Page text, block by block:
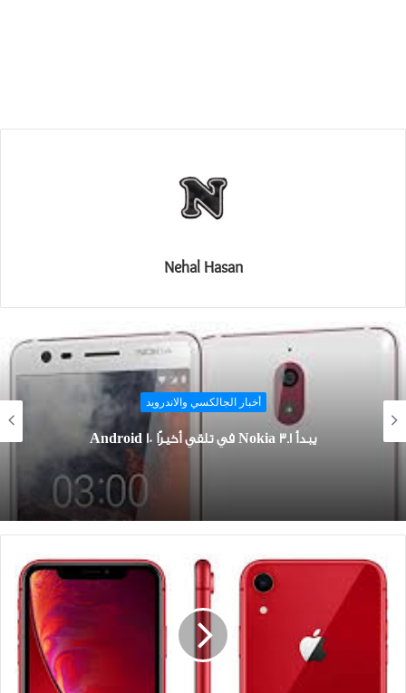
Nehal Hasan
أخبار الجالكسي والاندرويد
يبدأ Nokia 3.1 في تلقي أخيرًا Android 10